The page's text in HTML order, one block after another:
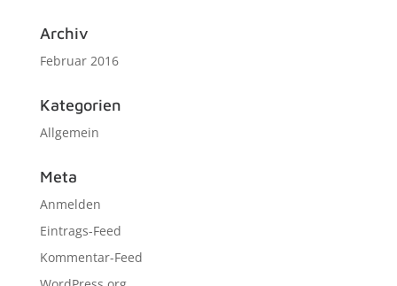
Archiv
Februar 2016
Kategorien
Allgemein
Meta
Anmelden
Eintrags-Feed
Kommentar-Feed